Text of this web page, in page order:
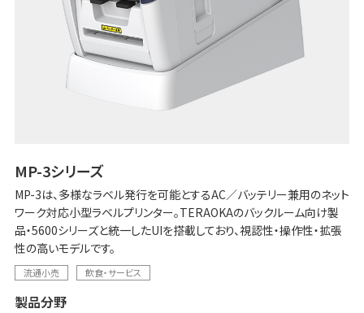
MP-3シリーズ
MP-3は、多様なラベル発行を可能とするAC／バッテリー兼用のネット
ワーク対応小型ラベルプリンター。TERAOKAのバックルーム向け製
品・5600シリーズと統一したUIを搭載しており、視認性・操作性・拡張
性の高いモデルです。
流通小売 飲食・サービス
製品分野